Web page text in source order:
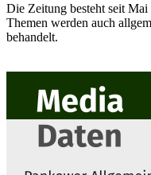
Die Zeitung besteht seit
Themen werden auch
behandelt.